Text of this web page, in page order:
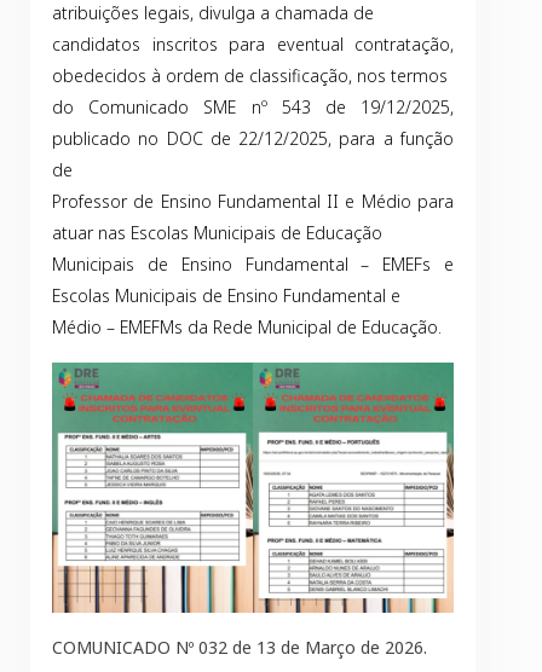
atribuições legais, divulga a chamada de
candidatos inscritos para eventual contratação,
obedecidos à ordem de classificação, nos termos
do Comunicado SME nº 543 de 19/12/2025,
publicado no DOC de 22/12/2025, para a função
de
Professor de Ensino Fundamental II e Médio para
atuar nas Escolas Municipais de Educação
Municipais de Ensino Fundamental – EMEFs e
Escolas Municipais de Ensino Fundamental e
Médio – EMEFMs da Rede Municipal de Educação.
COMUNICADO Nº 032 de 13 de Março de 2026.